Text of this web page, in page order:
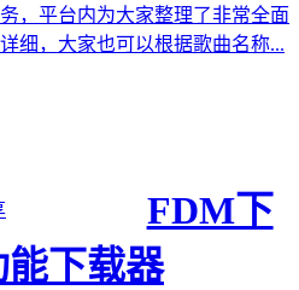
，平台内为大家整理了非常全面
细，大家也可以根据歌曲名称...
FDM下
下载器